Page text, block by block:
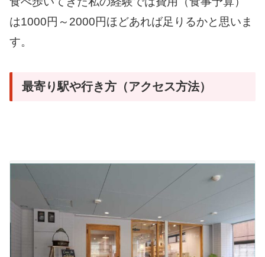
は1000円～2000円ほどあれば足りるかと思いま
す。
最寄り駅や行き方（アクセス方法）